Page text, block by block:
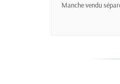
Manche vendu